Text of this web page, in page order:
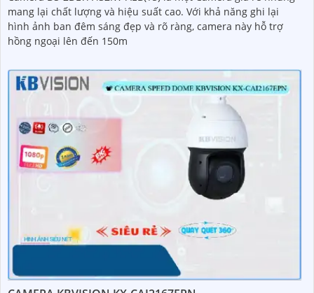
mang lại chất lượng và hiệu suất cao. Với khả năng ghi lại
hình ảnh ban đêm sáng đẹp và rõ ràng, camera này hỗ trợ
hồng ngoại lên đến 150m